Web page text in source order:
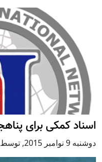
اسناد کمکی برای
دوشنبه 9 نوامبر 2015 , توسط